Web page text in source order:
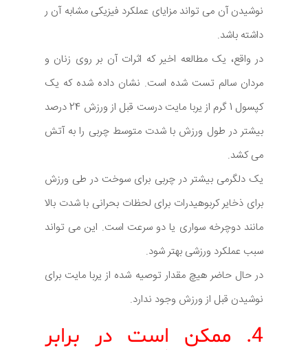
نوشیدن آن می تواند مزایای عملکرد فیزیکی مشابه آن ر
داشته باشد.
در واقع، یک مطالعه اخیر که اثرات آن بر روی زنان و
مردان سالم تست شده است. نشان داده شده که یک
کپسول 1 گرم از یربا مایت درست قبل از ورزش 24 درصد
بیشتر در طول ورزش با شدت متوسط چربی را به آتش
می کشد.
یک دلگرمی بیشتر در چربی برای سوخت در طی ورزش
برای ذخایر کربوهیدرات برای لحظات بحرانی با شدت بالا
مانند دوچرخه سواری یا دو سرعت است. این می تواند
سبب عملکرد ورزشی بهتر شود.
در حال حاضر هیچ مقدار توصیه شده از یربا مایت برای
نوشیدن قبل از ورزش وجود ندارد.
4. ممکن است در برابر